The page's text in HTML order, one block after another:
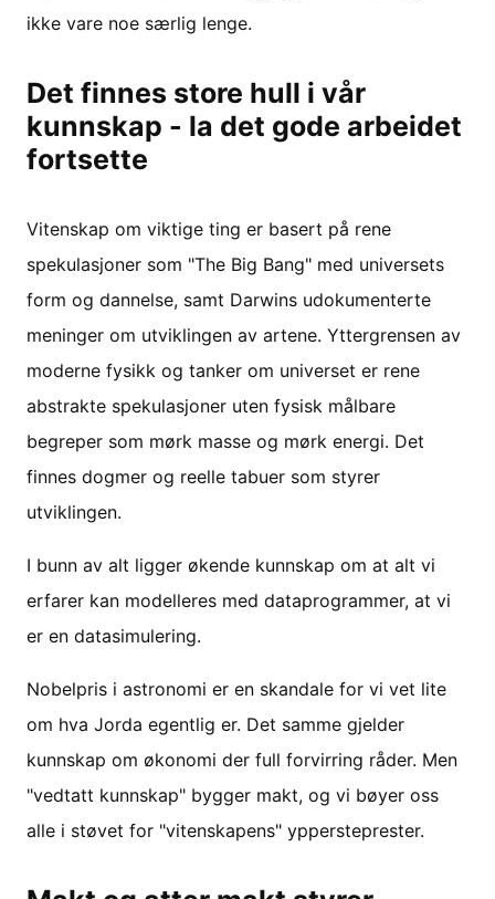
ikke vare noe særlig lenge.
Det finnes store hull i vår
kunnskap - la det gode arbeidet
fortsette
Vitenskap om viktige ting er basert på rene
spekulasjoner som "The Big Bang" med universets
form og dannelse, samt Darwins udokumenterte
meninger om utviklingen av artene. Yttergrensen av
moderne fysikk og tanker om universet er rene
abstrakte spekulasjoner uten fysisk målbare
begreper som mørk masse og mørk energi. Det
finnes dogmer og reelle tabuer som styrer
utviklingen.
I bunn av alt ligger økende kunnskap om at alt vi
erfarer kan modelleres med dataprogrammer, at vi
er en datasimulering.
Nobelpris i astronomi er en skandale for vi vet lite
om hva Jorda egentlig er. Det samme gjelder
kunnskap om økonomi der full forvirring råder. Men
"vedtatt kunnskap" bygger makt, og vi bøyer oss
alle i støvet for "vitenskapens" yppersteprester.